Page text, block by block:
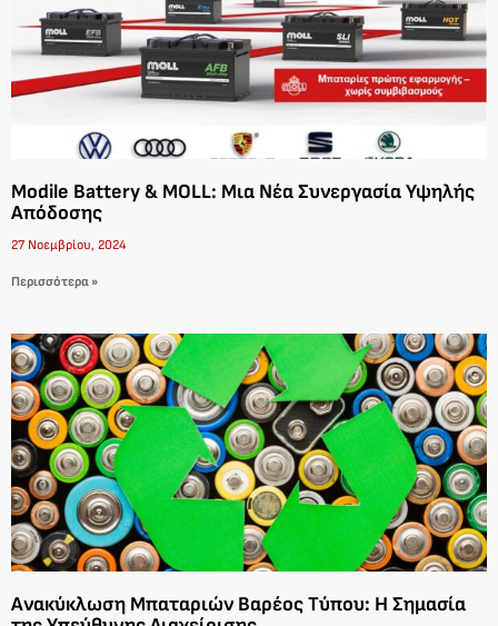
Modile Battery & MOLL: Μια Νέα Συνεργασία Υψηλής
Απόδοσης
27 Νοεμβρίου, 2024
Περισσότερα »
Ανακύκλωση Μπαταριών Βαρέος Τύπου: Η Σημασία